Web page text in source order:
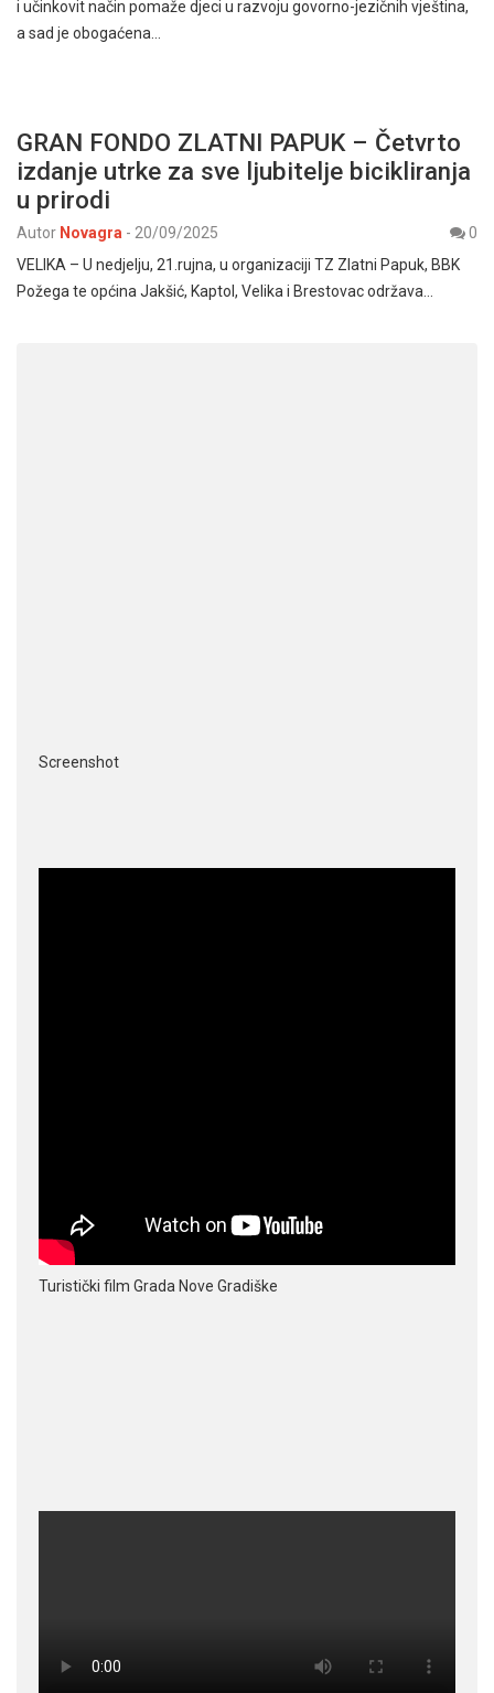
i učinkovit način pomaže djeci u razvoju govorno-jezičnih vještina,
a sad je obogaćena…
GRAN FONDO ZLATNI PAPUK – Četvrto
izdanje utrke za sve ljubitelje bicikliranja
u prirodi
Autor Novagra - 20/09/2025
0
VELIKA – U nedjelju, 21.rujna, u organizaciji TZ Zlatni Papuk, BBK
Požega te općina Jakšić, Kaptol, Velika i Brestovac održava…
Screenshot
Turistički film Grada Nove Gradiške